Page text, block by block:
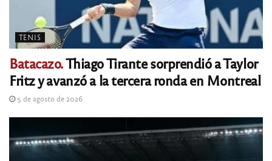
TENIS
Batacazo.Thiago Tirante sorprendió a Taylor
Fritz y avanzó a la tercera ronda en Montreal
5 de agosto de 2026